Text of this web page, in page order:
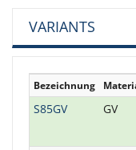
VARIANTS
Bezeichnung
S85GV GV